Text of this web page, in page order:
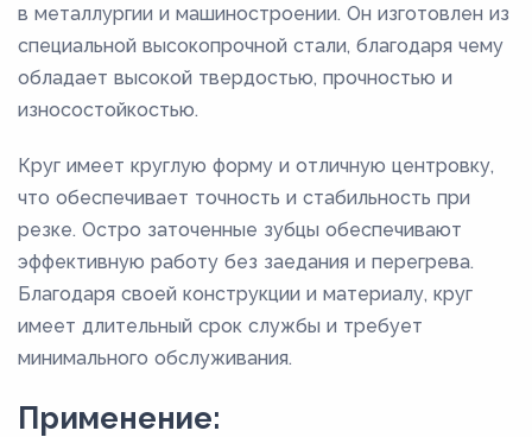
в металлургии и машиностроении. Он изготовлен из
специальной высокопрочной стали, благодаря чему
обладает высокой твердостью, прочностью и
износостойкостью.
Круг имеет круглую форму и отличную центровку,
что обеспечивает точность и стабильность при
резке. Остро заточенные зубцы обеспечивают
эффективную работу без заедания и перегрева.
Благодаря своей конструкции и материалу, круг
имеет длительный срок службы и требует
минимального обслуживания.
Применение: